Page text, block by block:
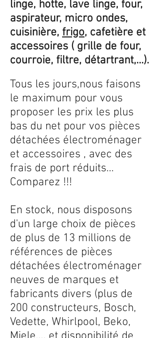
linge, hotte, lave linge, four,
aspirateur, micro ondes,
cuisinière, frigo, cafetière et
accessoires ( grille de four,
courroie, filtre, détartrant,...).
Tous les jours,nous faisons
le maximum pour vous
proposer les prix les plus
bas du net pour vos pièces
détachées électroménager
et accessoires , avec des
frais de port réduits...
Comparez !!!
En stock, nous disposons
d'un large choix de pièces
de plus de 13 millions de
références de pièces
détachées électroménager
neuves de marques et
fabricants divers (plus de
200 constructeurs, Bosch,
Vedette, Whirlpool, Beko,